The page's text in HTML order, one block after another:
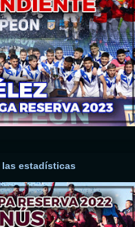
las estadísticas